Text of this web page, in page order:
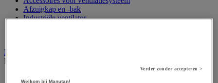
Afzuigkap en -bak
Industriële ventilator
Laboratoriummeubilair
Bekijk de hele productgroep
Verder zonder accepteren >
Welkom bij Manutan!